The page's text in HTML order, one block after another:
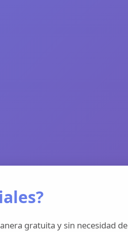
gratuita y sin necesidad de